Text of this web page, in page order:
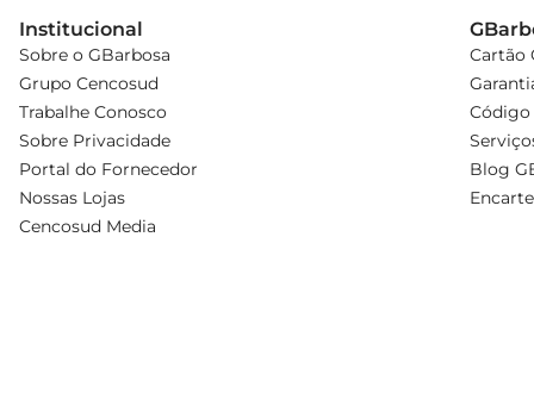
Institucional
Sobre o GBarbosa
Grupo Cencosud
Trabalhe Conosco
Sobre Privacidade
Portal do Fornecedor
Nossas Lojas
Cencosud Media
Cartão
Código
Blog